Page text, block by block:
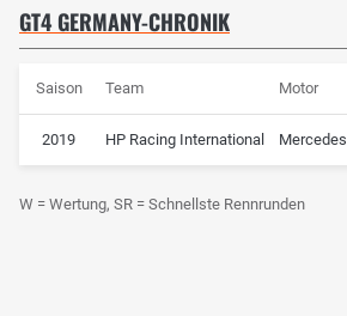
GT4 GERMANY-CHRONIK
Saison Team Motor
2019 HP Racing International Mercedes
W = Wertung, SR = Schnellste Rennrunden